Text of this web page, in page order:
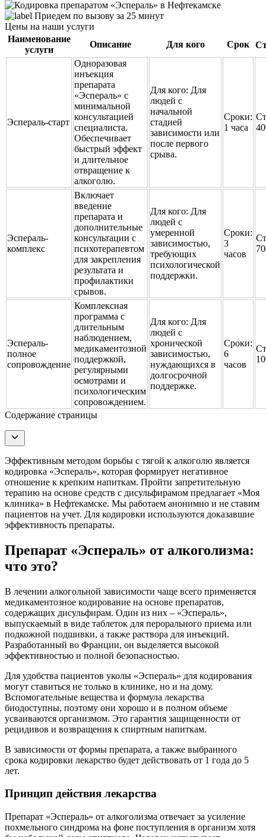
Приедем по вызову за 25 минут
Цены на наши услуги
Наименование
услуги
Описание Для кого Срок
Эспераль-старт
Одноразовая
инъекция
препарата
«Эспераль» с
минимальной
консультацией
специалиста.
Обеспечивает
быстрый эффект
и длительное
отвращение к
алкоголю.
Для кого: Для
людей с
начальной
стадией
зависимости или
после первого
срыва.
Сроки:
1 часа
Эспераль-
комплекс
Включает
введение
препарата и
дополнительные
консультации с
психотерапевтом
для закрепления
результата и
профилактики
срывов.
Для кого: Для
людей с
умеренной
зависимостью,
требующих
психологической
поддержки.
Сроки:
3
часов
Эспераль-
полное
сопровождение
Комплексная
программа с
длительным
наблюдением,
медикаментозной
поддержкой,
регулярными
осмотрами и
психологическим
сопровождением.
Для кого: Для
людей с
хронической
зависимостью,
нуждающихся в
долгосрочной
поддержке.
Сроки:
6
часов
Содержание страницы
Эффективным методом борьбы с тягой к алкоголю является
кодировка «Эспераль», которая формирует негативное
отношение к крепким напиткам. Пройти запретительную
терапию на основе средств с дисульфирамом предлагает «Моя
клиника» в Нефтекамске. Мы работаем анонимно и не ставим
пациентов на учет. Для кодировки используются доказавшие
эффективность препараты.
Препарат «Эспераль» от алкоголизма:
что это?
В лечении алкогольной зависимости чаще всего применяется
медикаментозное кодирование на основе препаратов,
содержащих дисульфирам. Один из них – «Эспераль»,
выпускаемый в виде таблеток для перорального приема или
подкожной подшивки, а также раствора для инъекций.
Разработанный во Франции, он выделяется высокой
эффективностью и полной безопасностью.
Для удобства пациентов уколы «Эспераль» для кодирования
могут ставиться не только в клинике, но и на дому.
Вспомогательные вещества и формула лекарства
биодоступны, поэтому они хорошо и в полном объеме
усваиваются организмом. Это гарантия защищенности от
рецидивов и возвращения к спиртным напиткам.
В зависимости от формы препарата, а также выбранного
срока кодировки лекарство будет действовать от 1 года до 5
лет.
Принцип действия лекарства
Препарат «Эспераль» от алкоголизма отвечает за усиление
похмельного синдрома на фоне поступления в организм хотя